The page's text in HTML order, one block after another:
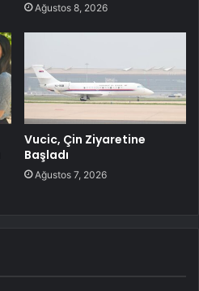
Ağustos 8, 2026
Vucic, Çin Ziyaretine
Başladı
Ağustos 7, 2026